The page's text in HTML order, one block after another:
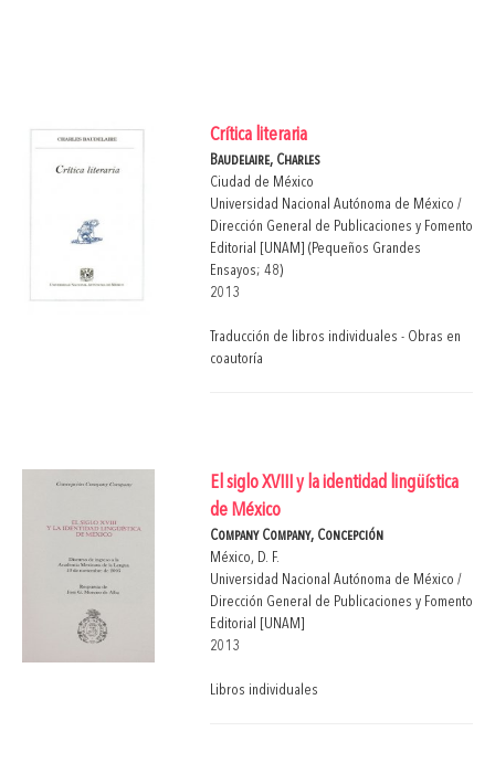
Crítica literaria
Baudelaire, Charles
Ciudad de México
Universidad Nacional Autónoma de México /
Dirección General de Publicaciones y Fomento
Editorial [UNAM] (Pequeños Grandes
Ensayos; 48)
2013
Traducción de libros individuales - Obras en
coautoría
El siglo XVIII y la identidad lingüística
de México
Company Company, Concepción
México, D. F.
Universidad Nacional Autónoma de México /
Dirección General de Publicaciones y Fomento
Editorial [UNAM]
2013
Libros individuales